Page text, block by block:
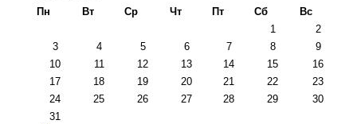
Пн
Вт Ср Чт Пт Сб
Вс
1
2
3
4 5 6 7 8
9
10
11 12 13 14 15
16
17
18 19 20 21 22
23
24
25 26 27 28 29
30
31